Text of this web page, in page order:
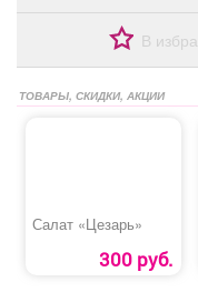
В
ТОВАРЫ, СКИДКИ, АКЦИИ
Салат «Цезарь»
300 руб.